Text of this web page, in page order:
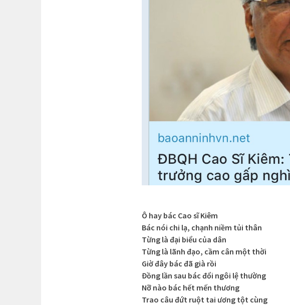
Ô hay bác Cao sĩ Kiêm
Bác nói chi lạ, chạnh niềm tủi thân
Từng là đại biểu của dân
Từng là lãnh đạo, cầm cân một thời
Giờ đây bác đã già rồi
Đồng lần sau bác đổi ngôi lệ thường
Nỡ nào bác hết mến thương
Trao câu đứt ruột tai ương tột cùng